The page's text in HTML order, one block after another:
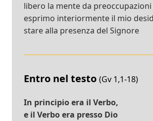
libero la mente da
esprimo interiormente il mio
stare alla presenza del Signore
Entro nel testo (Gv 1,1-18)
In principio era il Verbo,
e il Verbo era presso Dio